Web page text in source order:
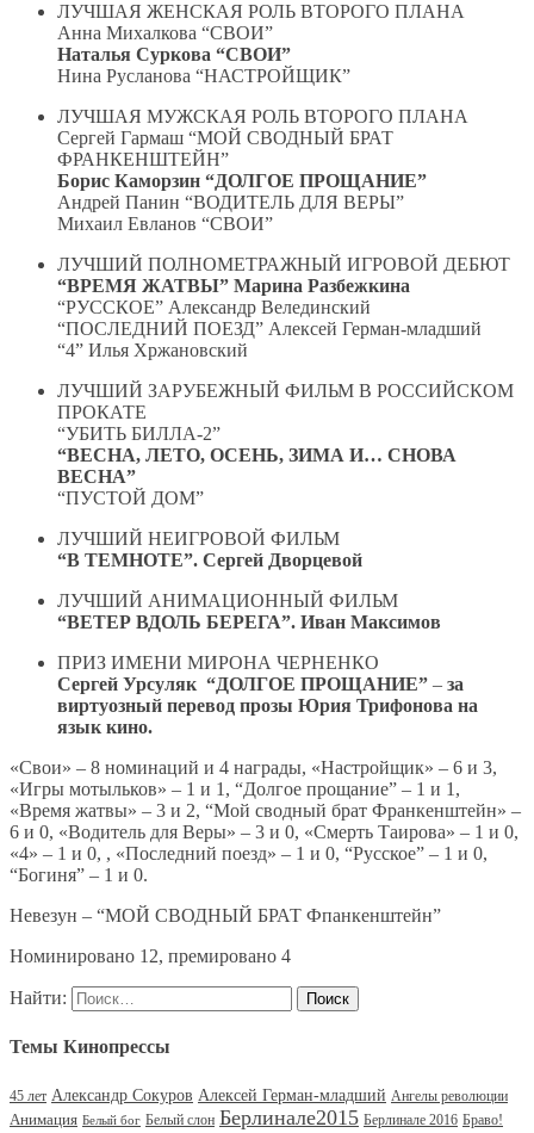
ЛУЧШАЯ ЖЕНСКАЯ РОЛЬ ВТОРОГО ПЛАНА
Анна Михалкова “СВОИ”
Наталья Суркова “СВОИ”
Нина Русланова “НАСТРОЙЩИК”
ЛУЧШАЯ МУЖСКАЯ РОЛЬ ВТОРОГО ПЛАНА
Сергей Гармаш “МОЙ СВОДНЫЙ БРАТ
ФРАНКЕНШТЕЙН”
Борис Каморзин “ДОЛГОЕ ПРОЩАНИЕ”
Андрей Панин “ВОДИТЕЛЬ ДЛЯ ВЕРЫ”
Михаил Евланов “СВОИ”
ЛУЧШИЙ ПОЛНОМЕТРАЖНЫЙ ИГРОВОЙ ДЕБЮТ
“ВРЕМЯ ЖАТВЫ” Марина Разбежкина
“РУССКОЕ” Александр Велединский
“ПОСЛЕДНИЙ ПОЕЗД” Алексей Герман-младший
“4” Илья Хржановский
ЛУЧШИЙ ЗАРУБЕЖНЫЙ ФИЛЬМ В РОССИЙСКОМ
ПРОКАТЕ
“УБИТЬ БИЛЛА-2”
“ВЕСНА, ЛЕТО, ОСЕНЬ, ЗИМА И… СНОВА
ВЕСНА”
“ПУСТОЙ ДОМ”
ЛУЧШИЙ НЕИГРОВОЙ ФИЛЬМ
“В ТЕМНОТЕ”. Сергей Дворцевой
ЛУЧШИЙ АНИМАЦИОННЫЙ ФИЛЬМ
“ВЕТЕР ВДОЛЬ БЕРЕГА”. Иван Максимов
ПРИЗ ИМЕНИ МИРОНА ЧЕРНЕНКО
Сергей Урсуляк “ДОЛГОЕ ПРОЩАНИЕ” – за
виртуозный перевод прозы Юрия Трифонова на
язык кино.
«Свои» – 8 номинаций и 4 награды, «Настройщик» – 6 и 3,
«Игры мотыльков» – 1 и 1, “Долгое прощание” – 1 и 1,
«Время жатвы» – 3 и 2, “Мой сводный брат Франкенштейн» –
6 и 0, «Водитель для Веры» – 3 и 0, «Смерть Таирова» – 1 и 0,
«4» – 1 и 0, , «Последний поезд» – 1 и 0, “Русское” – 1 и 0,
“Богиня” – 1 и 0.
Невезун – “МОЙ СВОДНЫЙ БРАТ Фпанкенштейн”
Номинировано 12, премировано 4
Найти:
Темы Кинопрессы
45 лет Александр Сокуров Алексей Герман-младший Ангелы революции
Анимация Белый бог Белый слон Берлинале2015 Берлинале 2016 Браво!